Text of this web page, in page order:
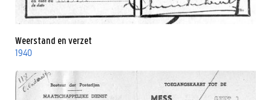
Weerstand en verzet
1940